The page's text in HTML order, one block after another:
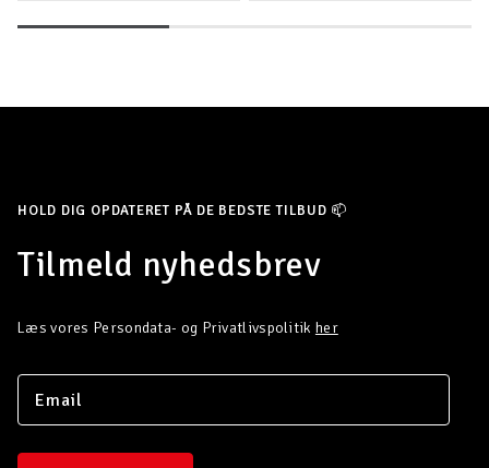
HOLD DIG OPDATERET PÅ DE BEDSTE TILBUD 📫
Tilmeld nyhedsbrev
Læs vores Persondata- og Privatlivspolitik her